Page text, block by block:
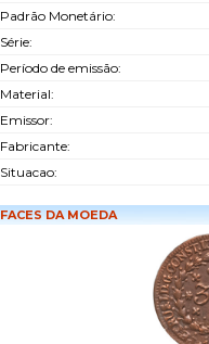
Padrão Monetário:
Série:
Período de emissão:
Material:
Emissor:
Fabricante:
Situacao:
FACES DA MOEDA